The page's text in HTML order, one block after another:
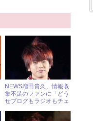
NEWS増田貴久、情報収
集不足のファンに「どう
せブログもラジオもチェ